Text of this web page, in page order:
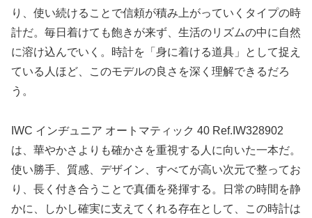
り、使い続けることで信頼が積み上がっていくタイプの時
計だ。毎日着けても飽きが来ず、生活のリズムの中に自然
に溶け込んでいく。時計を「身に着ける道具」として捉え
ている人ほど、このモデルの良さを深く理解できるだろ
う。
IWC インヂュニア オートマティック 40 Ref.IW328902
は、華やかさよりも確かさを重視する人に向いた一本だ。
使い勝手、質感、デザイン、すべてが高い次元で整ってお
り、長く付き合うことで真価を発揮する。日常の時間を静
かに、しかし確実に支えてくれる存在として、この時計は